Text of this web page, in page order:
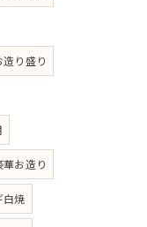
造り盛り
華お造り
白焼